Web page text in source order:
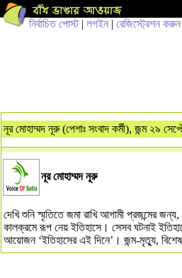
নির্বাচিত পোস্ট| লগইন | রেজিস্ট্রেশন করুন
নূর মোহাম্মদ নূরু (পেশাঃ সংবাদ কর্মী), জন্ম ২৯
নূর মোহাম্মদ নূরু
দেখি শুনি স্মৃতিতে জমা রাখি আগামী প্রজন্মের
কালক্রমে রূপ নেয় ইতিহাসে। সেসব ঘটনাই
আয়োজন ‘ইতিহাসের এই দিনে’। জন্ম-মৃত্যু,